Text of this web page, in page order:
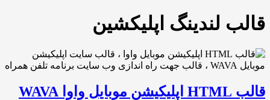
قالب لندینگ اپلیکشین
قالب HTML اپلیکیشن موبایل واوا WAVA